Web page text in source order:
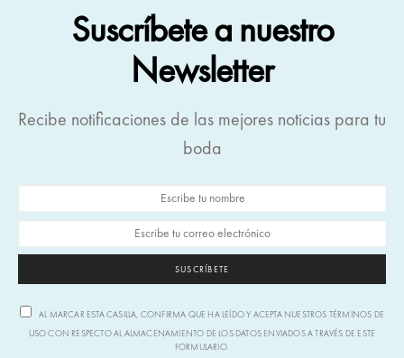
Suscríbete a nuestro
Newsletter
Recibe notificaciones de las mejores noticias para tu
boda
SUSCRÍBETE
AL MARCAR ESTA CASILLA, CONFIRMA QUE HA LEÍDO Y ACEPTA NUESTROS TÉRMINOS DE
USO CON RESPECTO AL ALMACENAMIENTO DE LOS DATOS ENVIADOS A TRAVÉS DE ESTE
FORMULARIO.